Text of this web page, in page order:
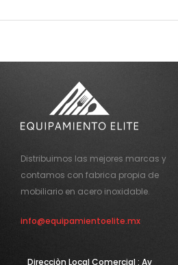
Distribuimos las mejores marcas y
contamos con fabrica propia de
mobiliario en acero inoxidable.
info@equipamientoelite.mx
Direcciòn Local Comercial : Av